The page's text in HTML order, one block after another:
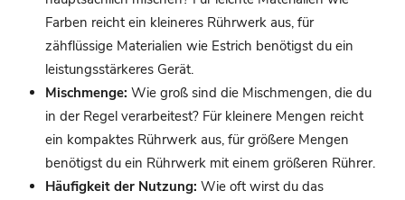
Farben reicht ein kleineres Rührwerk aus, für
zähflüssige Materialien wie Estrich benötigst du ein
leistungsstärkeres Gerät.
Mischmenge: Wie groß sind die Mischmengen, die du
in der Regel verarbeitest? Für kleinere Mengen reicht
ein kompaktes Rührwerk aus, für größere Mengen
benötigst du ein Rührwerk mit einem größeren Rührer.
Häufigkeit der Nutzung: Wie oft wirst du das